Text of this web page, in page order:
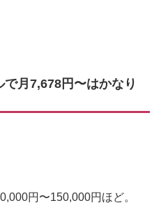
月7,678円〜はかなり
円〜150,000円ほど。